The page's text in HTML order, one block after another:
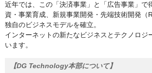
近年では、この「決済事業」と「広告事業」で
資・事業育成、新規事業開発・先端技術開発（
独自のビジネスモデルを確立。
インターネットの新たなビジネスとテクノロジ
います。
【DG Technology本部について】